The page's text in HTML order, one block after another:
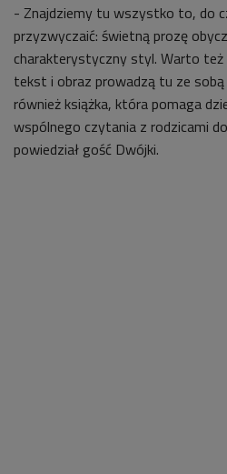
- Znajdziemy tu wszystko to, do
przyzwyczaić: świetną prozę
charakterystyczny styl. Warto też
tekst i obraz prowadzą tu ze
również książka, która pomaga
wspólnego czytania z rodzicami
powiedział gość Dwójki.